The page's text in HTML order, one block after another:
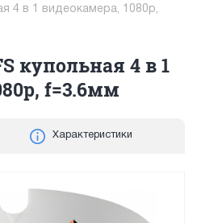
4 в 1 видеокамера, 1080p,
купольная 4 в 1
f=3.6мм
Характеристики